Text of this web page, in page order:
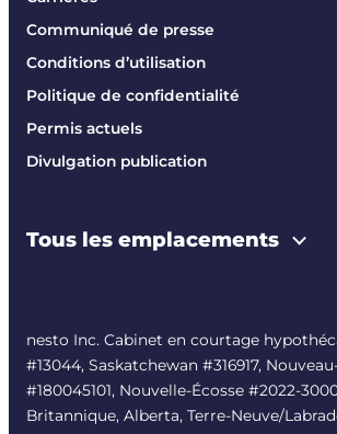
Communiqué de presse
Conditions d’utilisation
Politique de confidentialité
Permis actuels
Divulgation publication
Tous les emplacements
nesto Inc. Cabinet en courtage
#13044, Saskatchewan #316917,
#180045101, Nouvelle-Écosse #2022-
Britannique, Alberta, Terre-Neuve/